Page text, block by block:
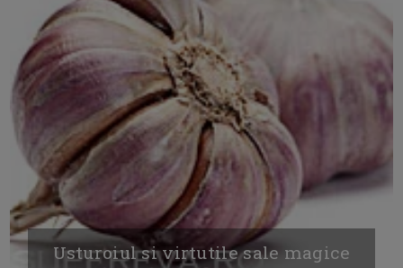
Usturoiul si virtutile sale magice